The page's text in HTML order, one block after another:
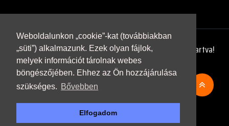
Weboldalunkon „cookie”-kat (továbbiakban
„süti”) alkalmazunk. Ezek olyan fájlok,
melyek információt tárolnak webes
böngészőjében. Ehhez az Ön hozzájárulása
szükséges. Bővebben
Elfogadom
Copyright © 2021 - Renaultstore.hu - Minden Jog Fenntartva!